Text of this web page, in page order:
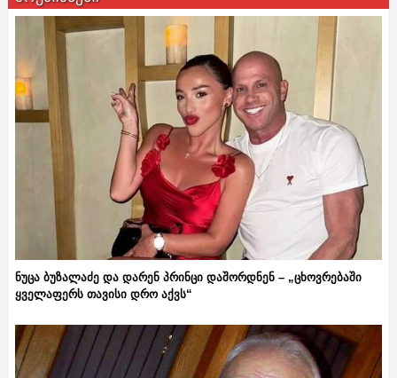
ნუცა ბუზალაძე და დარენ პრინცი დაშორდნენ – „ცხოვრებაში
ყველაფერს თავისი დრო აქვს“